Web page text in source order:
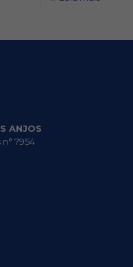
ANJOS
7954